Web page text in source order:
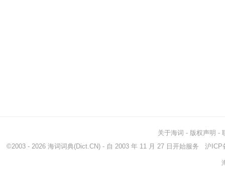
关于海词 - 版权声明 -
©2003 - 2026 海词词典(Dict.CN) - 自 2003 年 11 月 27 日开始服务 沪ICP